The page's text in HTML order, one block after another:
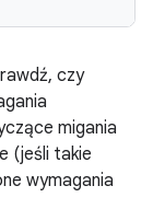
czy
migania
(jeśli takie
wymagania